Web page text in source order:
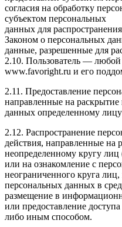
согласия на обработку
субъектом персональных
данных для
Законом о персональных
данные, разрешенные для
2.10. Пользователь — любой
www.favoright.ru и его
2.11. Предоставление
направленные на
данных определенному
2.12. Распространение
действия, направленные на
неопределенному кругу
или на ознакомление с
неограниченного круга
персональных данных в
размещение в
или предоставление
либо иным способом.